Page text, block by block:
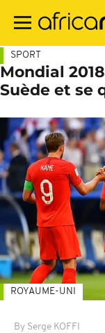
contenu
SPORT
Mondial
Suède et se
By Serge KOFFI
ROYAUME-UNI